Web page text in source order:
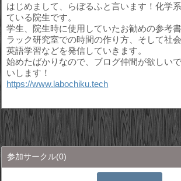
はじめまして、らぼるふと言います！化学
ている院生です。
学生、院生時に使用していたお勧めの参考
ラック研究室での時間の作り方、そして社
英語学習などを発信していきます。
始めたばかりなので、ブログ仲間が欲しい
いします！
https://www.labochiku.tech
参加サークル(0)